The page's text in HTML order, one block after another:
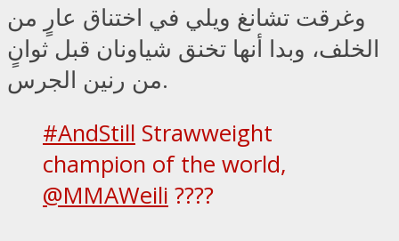
وغرقت تشانغ ويلي في اختناق عارٍ من
الخلف، وبدا أنها تخنق شياونان قبل ثوانٍ
من رنين الجرس.
#AndStill Strawweight
champion of the world,
@MMAWeili ????